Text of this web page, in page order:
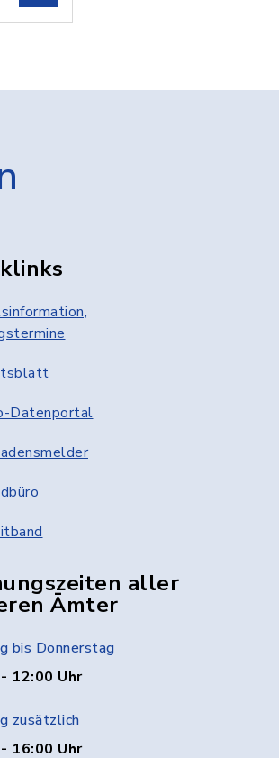
Datenportal
aller
Ämter
bis Donnerstag
12:00 Uhr
zusätzlich
16:00 Uhr